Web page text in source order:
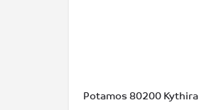
Potamos 80200 Kythira